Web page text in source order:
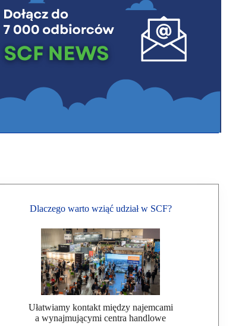
Dlaczego warto wziąć udział w SCF?
Ułatwiamy kontakt między najemcami
a wynajmującymi centra handlowe